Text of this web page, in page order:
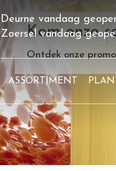
Kom onze
Ontdek onze
Deurne vandaag
Zoersel vandaag
ASSORTIMENT